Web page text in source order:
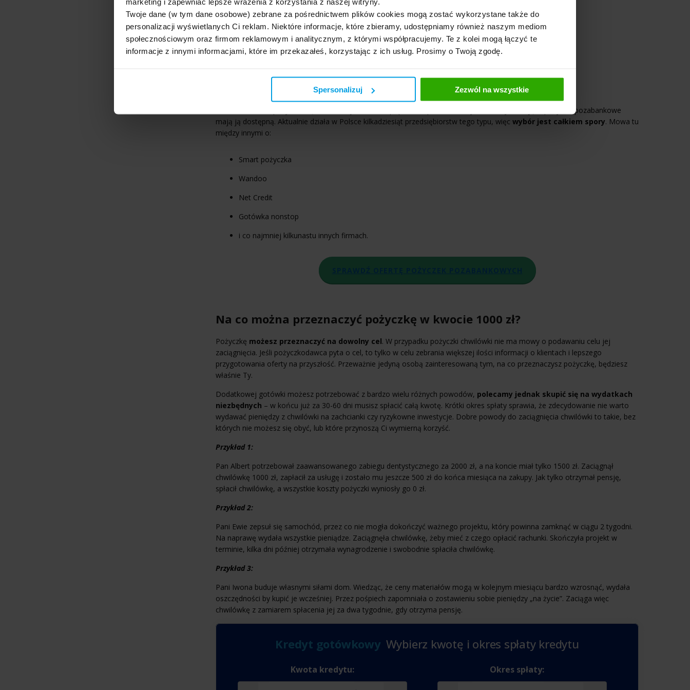
Twoje dane (w tym dane osobowe) zebrane za pośrednictwem plików cookies mogą zostać wykorzystane także do
personalizacji wyświetlanych Ci reklam. Niektóre informacje, które zbieramy, udostępniamy również naszym mediom
społecznościowym oraz firmom reklamowym i analitycznym, z którymi współpracujemy. Te z kolei mogą łączyć te
informacje z innymi informacjami, które im przekazałeś, korzystając z ich usług. Prosimy o Twoją zgodę.
Spersonalizuj Zezwól na wszystkie
Szybka gotówka (65 dni)
152,1
65 dni
NetCredit (II pożyczka)
160 30 dni
Dane o ofertach i kosztach pożyczkowych aktualne na czerwiec 2023 r.
Które firmy pożyczkowe pożyczają 1000 zł?
Całkowita kwota pożyczki rzędu 1000 zł jest bardzo popularna, przez co wszystkie firmy oferujące pożyczki pozabankowe
mają ją dostępną. Aktualnie działa w Polsce kilkadziesiąt przedsiębiorstw tego typu, więc wybór jest całkiem spory. Mowa tu
między innymi o:
Smart pożyczka
Wandoo
Net Credit
Gotówka nonstop
i co najmniej kilkunastu innych firmach.
Na co można przeznaczyć pożyczkę w kwocie 1000 zł?
Pożyczkę możesz przeznaczyć na dowolny cel. W przypadku pożyczki chwilówki nie ma mowy o podawaniu celu jej
zaciągnięcia. Jeśli pożyczkodawca pyta o cel, to tylko w celu zebrania większej ilości informacji o klientach i lepszego
przygotowania oferty na przyszłość. Przeważnie jedyną osobą zainteresowaną tym, na co przeznaczysz pożyczkę, będziesz
właśnie Ty.
Dodatkowej gotówki możesz potrzebować z bardzo wielu różnych powodów, polecamy jednak skupić się na wydatkach
niezbędnych – w końcu już za 30-60 dni musisz spłacić całą kwotę. Krótki okres spłaty sprawia, że zdecydowanie nie warto
wydawać pieniędzy z chwilówki na zachcianki czy ryzykowne inwestycje. Dobre powody do zaciągnięcia chwilówki to takie, bez
których nie możesz się obyć, lub które przynoszą Ci wymierną korzyść.
Przykład 1:
Pan Albert potrzebował zaawansowanego zabiegu dentystycznego za 2000 zł, a na koncie miał tylko 1500 zł. Zaciągnął
chwilówkę 1000 zł, zapłacił za usługę i zostało mu jeszcze 500 zł do końca miesiąca na zakupy. Jak tylko otrzymał pensję,
spłacił chwilówkę, a wszystkie koszty pożyczki wyniosły go 0 zł.
Przykład 2:
Pani Ewie zepsuł się samochód, przez co nie mogła dokończyć ważnego projektu, który powinna zamknąć w ciągu 2 tygodni.
Na naprawę wydała wszystkie pieniądze. Zaciągnęła chwilówkę, żeby mieć z czego opłacić rachunki. Skończyła projekt w
terminie, kilka dni później otrzymała wynagrodzenie i swobodnie spłaciła chwilówkę.
Przykład 3:
Pani Iwona buduje własnymi siłami dom. Wiedząc, że ceny materiałów mogą w kolejnym miesiącu bardzo wzrosnąć, wydała
oszczędności by kupić je wcześniej. Przez pośpiech zapomniała o zostawieniu sobie pieniędzy „na życie”. Zaciąga więc
chwilówkę z zamiarem spłacenia jej za dwa tygodnie, gdy otrzyma pensję.
Kredyt gotówkowy Wybierz kwotę i okres spłaty kredytu
Kwota kredytu: Okres spłaty: